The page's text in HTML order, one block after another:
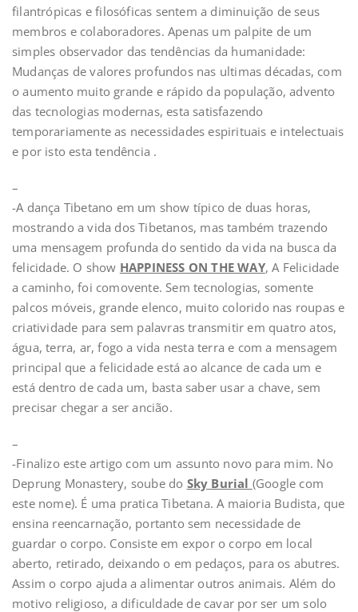
filantrópicas e filosóficas sentem a diminuição de seus
membros e colaboradores. Apenas um palpite de um
simples observador das tendências da humanidade:
Mudanças de valores profundos nas ultimas décadas, com
o aumento muito grande e rápido da população, advento
das tecnologias modernas, esta satisfazendo
temporariamente as necessidades espirituais e intelectuais
e por isto esta tendência .
–
-A dança Tibetano em um show típico de duas horas,
mostrando a vida dos Tibetanos, mas também trazendo
uma mensagem profunda do sentido da vida na busca da
felicidade. O show HAPPINESS ON THE WAY, A Felicidade
a caminho, foi comovente. Sem tecnologias, somente
palcos móveis, grande elenco, muito colorido nas roupas e
criatividade para sem palavras transmitir em quatro atos,
água, terra, ar, fogo a vida nesta terra e com a mensagem
principal que a felicidade está ao alcance de cada um e
está dentro de cada um, basta saber usar a chave, sem
precisar chegar a ser ancião.
–
-Finalizo este artigo com um assunto novo para mim. No
Deprung Monastery, soube do Sky Burial (Google com
este nome). É uma pratica Tibetana. A maioria Budista, que
ensina reencarnação, portanto sem necessidade de
guardar o corpo. Consiste em expor o corpo em local
aberto, retirado, deixando o em pedaços, para os abutres.
Assim o corpo ajuda a alimentar outros animais. Além do
motivo religioso, a dificuldade de cavar por ser um solo